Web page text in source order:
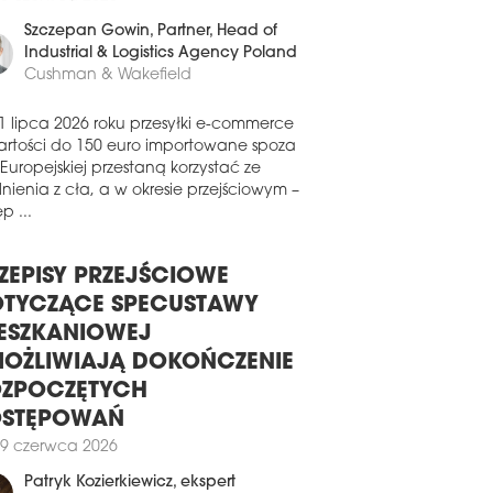
i Management Performance.
objęto ponad 65 tys. mkw.
powierzchni centrum.
TARGOWA NABIERA
Hali Targowej – zabytkowego
targowego na Starym Mieście w
XIX-wieczny budynek przy placu
przekształca się w halę
i miejsce imprez na żywo z
wystawienniczą.
lipca 2026
BIELAWY PRZEDŁUŻAJĄ
I MODERNIZUJĄ SALONY
centrum handlowe Nowe Bielawy
Ryłko oraz odzieżowy Big Star
30 czerwca 2026
Szczepan Gowin, Partner, Head of
Industrial & Logistics Agency Poland
lipca 2026 roku przesyłki e-commerce
do 150 euro importowane spoza
przestaną korzystać ze
z cła, a w okresie przejściowym –
PRZEJŚCIOWE
SPECUSTAWY
DOKOŃCZENIE
czerwca 2026